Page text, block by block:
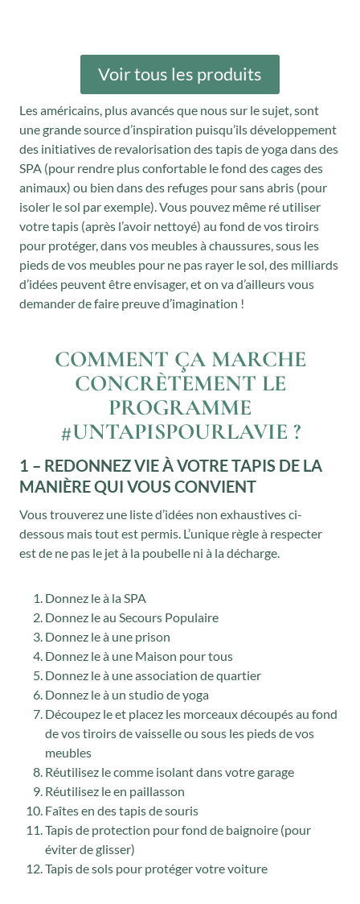
1
0
,
0
€
.
.
i
a
l
é
t
a
i
t
,
€
.
t
u
e
l
e
s
t
:
0
,
€
.
Voir tous les produits
Les américains, plus avancés que nous sur le sujet, sont
une grande source d’inspiration puisqu’ils développement
des initiatives de revalorisation des tapis de yoga dans des
SPA (pour rendre plus confortable le fond des cages des
animaux) ou bien dans des refuges pour sans abris (pour
isoler le sol par exemple). Vous pouvez même ré utiliser
votre tapis (après l’avoir nettoyé) au fond de vos tiroirs
pour protéger, dans vos meubles à chaussures, sous les
pieds de vos meubles pour ne pas rayer le sol, des milliards
d’idées peuvent être envisager, et on va d’ailleurs vous
demander de faire preuve d’imagination !
COMMENT ÇA MARCHE
CONCRÈTEMENT LE
PROGRAMME
#UNTAPISPOURLAVIE ?
1 – REDONNEZ VIE À VOTRE TAPIS DE LA
MANIÈRE QUI VOUS CONVIENT
Vous trouverez une liste d’idées non exhaustives ci-
dessous mais tout est permis. L’unique règle à respecter
est de ne pas le jet à la poubelle ni à la décharge.
Donnez le à la SPA
Donnez le au Secours Populaire
Donnez le à une prison
Donnez le à une Maison pour tous
Donnez le à une association de quartier
Donnez le à un studio de yoga
Découpez le et placez les morceaux découpés au fond
de vos tiroirs de vaisselle ou sous les pieds de vos
meubles
Réutilisez le comme isolant dans votre garage
Réutilisez le en paillasson
Faîtes en des tapis de souris
Tapis de protection pour fond de baignoire (pour
éviter de glisser)
Tapis de sols pour protéger votre voiture